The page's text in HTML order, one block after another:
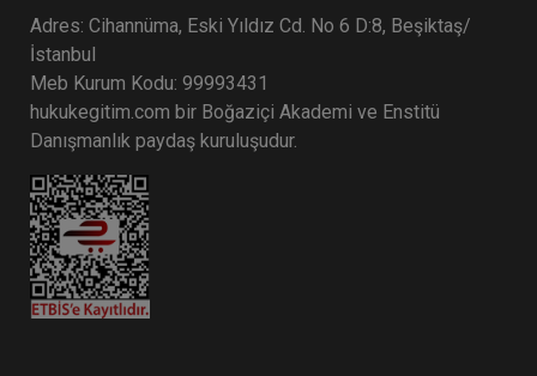
Adres: Cihannüma, Eski Yıldız Cd. No 6 D:8, Beşiktaş/
İstanbul
Meb Kurum Kodu: 99993431
hukukegitim.com bir Boğaziçi Akademi ve Enstitü
Danışmanlık paydaş kuruluşudur.